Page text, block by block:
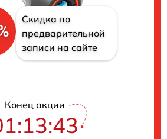
Скидка по
предварительной
записи на сайте
Конец акции